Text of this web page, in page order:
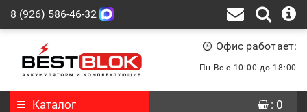
8 (926) 586-46-32
Офис работает:
Пн-Вс с 10:00 до 18:00
Каталог : 0